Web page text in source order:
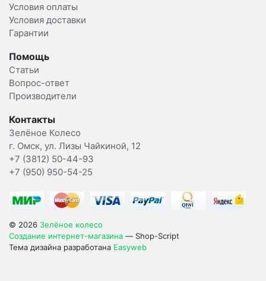
Условия оплаты
Условия доставки
Гарантии
Помощь
Статьи
Вопрос-ответ
Производители
Контакты
Зелёное Колесо
г. Омск, ул. Лизы Чайкиной, 12
+7 (3812) 50-44-93
+7 (950) 950-54-25
© 2026 Зелёное колесо
Создание интернет-магазина — Shop-Script
Тема дизайна разработана Easyweb